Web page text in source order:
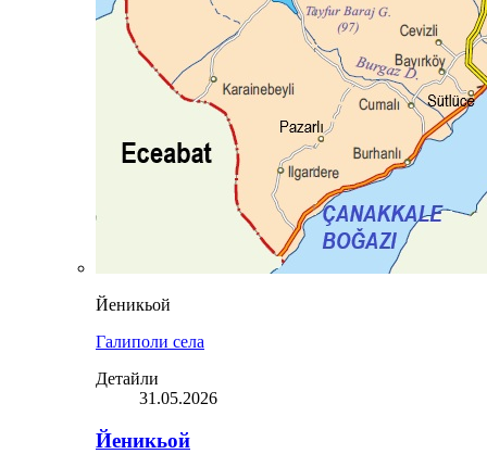
Йеникьой
Галиполи села
Детайли
31.05.2026
Йеникьой